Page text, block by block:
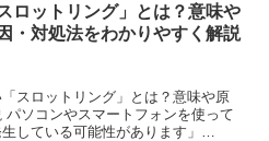
スロットリング」とは？意味や
・対処法をわかりやすく解説
スロットリング」とは？意味や原
ソコンやスマートフォンを使って
している可能性があります」